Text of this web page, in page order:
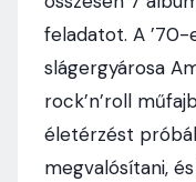
feladatot. A ’70-
slágergyárosa
rock’n’roll
életérzést
megvalósítani,